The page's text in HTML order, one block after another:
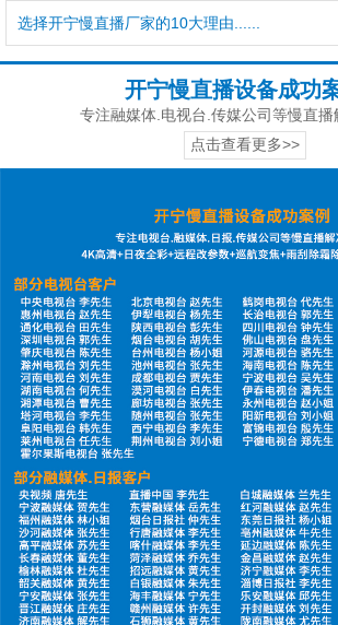
选择开宁慢直播厂家的10大理由......
开宁慢直播设备成功
专注融媒体.电视台.传媒公司等慢直播
点击查看更多>>